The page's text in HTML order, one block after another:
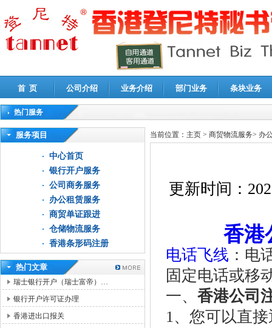
首 页 公司介绍 业务介绍 部门业务 条块业务
热门服务
高新技术企业认定审计|企业所得税汇算清缴申报鉴证
服务项目
中心首页
银行开户服务
公司商务服务
办公租赁服务
商贸单证跟进
仓储物流服务
香港条形码注册
热门文章
瑞士银行开户（瑞士富帝）…
银行开户许可证办理
香港进出口报关
当前位置： 主页 > 商贸物流服务> 办
更新时间：
香港
电话飞线 ：电
固定电话或移
一、 香港公司
1、您可以直